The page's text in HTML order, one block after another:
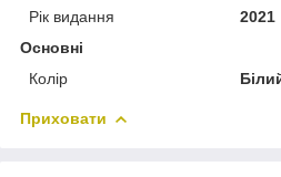
Рік видання
2021
Основні
Колір
Приховати